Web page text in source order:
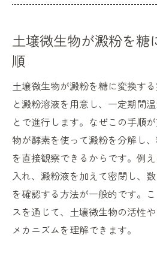
土壌微生物が澱粉を糖
順
土壌微生物が澱粉を糖に変換す
と澱粉溶液を用意し、一定期間
とで進行します。なぜこの手順
物が酵素を使って澱粉を分解し
を直接観察できるからです。例
入れ、澱粉液を加えて密閉し、
を確認する方法が一般的です。
スを通じて、土壌微生物の活性
メカニズムを理解できます。